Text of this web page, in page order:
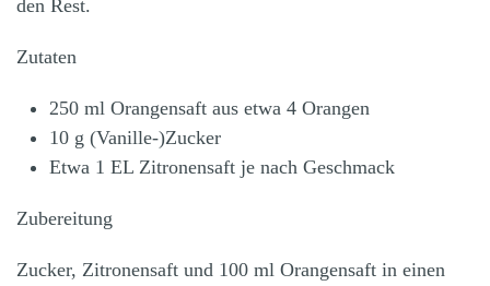
den Rest.
Zutaten
250 ml Orangensaft aus etwa 4 Orangen
10 g (Vanille-)Zucker
Etwa 1 EL Zitronensaft je nach Geschmack
Zubereitung
Zucker, Zitronensaft und 100 ml Orangensaft in einen